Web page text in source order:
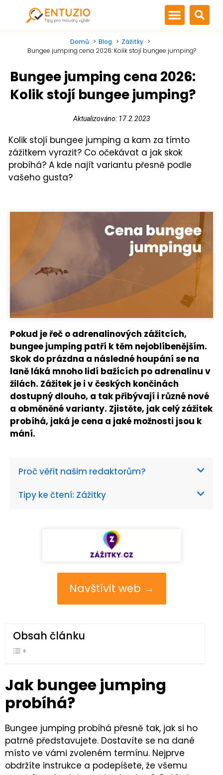
Domů Blog
Zážitky
Bungee jumping cena 2026: Kolik stojí bungee jumping?
Bungee jumping cena 2026:
Kolik stojí bungee jumping?
Aktualizováno: 17.2.2023
Kolik stojí bungee jumping a kam za tímto
zážitkem vyrazit? Co očekávat a jak skok
probíhá? A kde najít variantu přesně podle
vašeho gusta?
Pokud je řeč o adrenalinových zážitcích,
bungee jumping patří k těm nejoblíbenějším.
Skok do prázdna a následné houpání se na
laně láká mnoho lidí bažících po adrenalinu v
žilách. Zážitek je i v českých končinách
dostupný dlouho, a tak přibývají i různé nové
a obměněné varianty. Zjistěte, jak celý zážitek
probíhá, jaká je cena a jaké možnosti jsou k
mání.
Proč věřit našim redaktorům?
Tipy ke čtení: Zážitky
Navštívit web →
Obsah článku
Jak bungee jumping
probíhá?
Bungee jumping probíhá přesně tak, jak si ho
patrně představujete. Dostavíte se na dané
místo ve vámi zvoleném termínu. Nejprve
obdržíte instrukce a podepíšete, že všemu